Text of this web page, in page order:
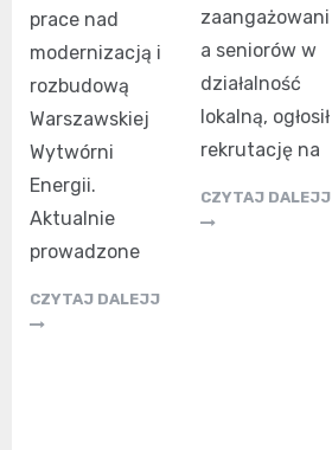
prace nad
modernizacją i
rozbudową
Warszawskiej
Wytwórni
Energii.
Aktualnie
prowadzone
CZYTAJ DALEJJ
zaangażowani
a seniorów w
działalność
lokalną, ogłosił
rekrutację na
CZYTAJ DALEJJ